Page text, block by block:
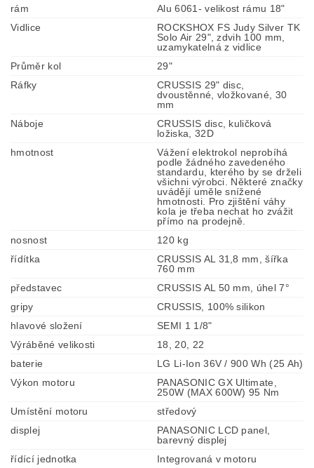
rám
Alu 6061- velikost rámu 18"
Vidlice
ROCKSHOX FS Judy Silver TK
Solo Air 29", zdvih 100 mm,
uzamykatelná z vidlice
Průměr kol
29"
Ráfky
CRUSSIS 29" disc,
dvoustěnné, vložkované, 30
mm
Náboje
CRUSSIS disc, kuličková
ložiska, 32D
hmotnost
Vážení elektrokol neprobíhá
podle žádného zavedeného
standardu, kterého by se drželi
všichni výrobci. Některé značky
uvádějí uměle snížené
hmotnosti. Pro zjištění váhy
kola je třeba nechat ho zvážit
přímo na prodejně.
nosnost
120 kg
řídítka
CRUSSIS AL 31,8 mm, šířka
760 mm
představec
CRUSSIS AL 50 mm, úhel 7°
gripy
CRUSSIS, 100% silikon
hlavové složení
SEMI 1 1/8"
Výráběné velikosti
18, 20, 22
baterie
LG Li-Ion 36V / 900 Wh (25 Ah)
Výkon motoru
PANASONIC GX Ultimate,
250W (MAX 600W) 95 Nm
Umístění motoru
středový
displej
PANASONIC LCD panel,
barevný displej
řídící jednotka
Integrovaná v motoru